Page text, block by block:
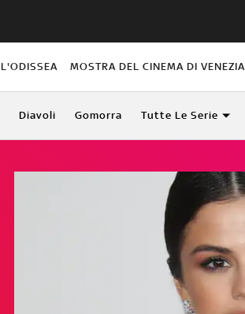
L'ODISSEA MOSTRA DEL CINEMA DI VENEZIA
Diavoli Gomorra Tutte Le Serie